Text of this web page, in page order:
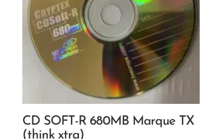
CD SOFT-R 680MB Marque TX
(think xtra)